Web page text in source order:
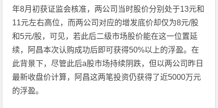
年8月初获证监会核准，两公司当时股价分别处于13元和
11元左右高位，而两公司对应的增发底价却仅为8元/股
和5元/股，可见，若此后二级市场股价能在这一位置延
续，阿昌本次认购成功后即可获得50%以上的浮盈。在
此背景下，尽管此后a股市场持续阴跌，但以两公司昨日
最新收盘价计算，阿昌这两笔投资仍获得了近5000万元
的浮盈。